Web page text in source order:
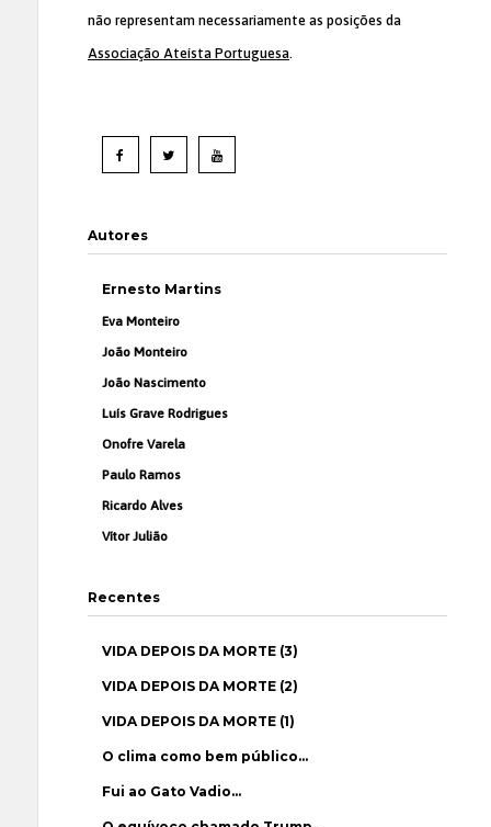
não representam necessariamente as posições da
Associação Ateísta Portuguesa.
Autores
Ernesto Martins
Eva Monteiro
João Monteiro
João Nascimento
Luís Grave Rodrigues
Onofre Varela
Paulo Ramos
Ricardo Alves
Vítor Julião
Recentes
VIDA DEPOIS DA MORTE (3)
VIDA DEPOIS DA MORTE (2)
VIDA DEPOIS DA MORTE (1)
O clima como bem público…
Fui ao Gato Vadio…